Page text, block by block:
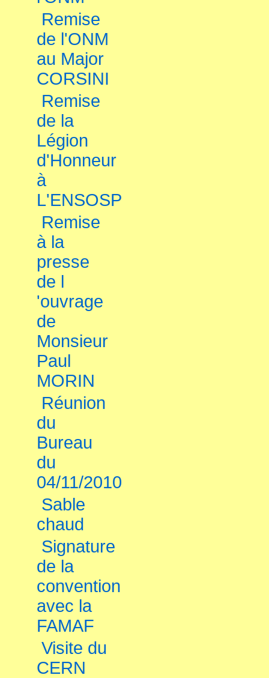
Remise
de l'ONM
au Major
CORSINI
Remise
de la
Légion
d'Honneur
à
L'ENSOSP
Remise
à la
presse
de l
'ouvrage
de
Monsieur
Paul
MORIN
Réunion
du
Bureau
du
04/11/2010
Sable
chaud
Signature
de la
convention
avec la
FAMAF
Visite du
CERN